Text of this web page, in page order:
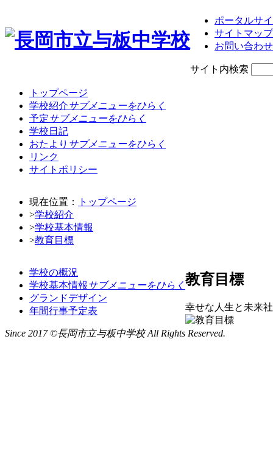
ポータルサ
サイトマップ
お問い合わせ
サイト内検索
トップページ
学校紹介サブメニューをひらく
予定サブメニューをひらく
学校日記
おたより サブメニューをひらく
リンク
サイトポリシー
現在位置：
トップページ
>学校紹介
>学校基本情報
>教育目標
学校の概況
学校基本情報 サブメニューをひらく
グランドデザイン
年間行事予定表
教育目標
幸せな人生と未来
Since 2017 ©長岡市立与板中学校 All Rights Reserved.